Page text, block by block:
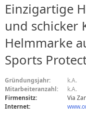
Einzigartige
und schicker
Helmmarke
Sports
Gründungsjahr:
k.A.
Mitarbeiteranzahl:
k.A.
Firmensitz:
Via
Internet: